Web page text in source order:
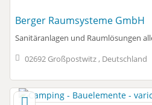
Berger Raumsysteme GmbH
Sanitäranlagen und Raumlösungen
02692 Großpostwitz , Deutschland